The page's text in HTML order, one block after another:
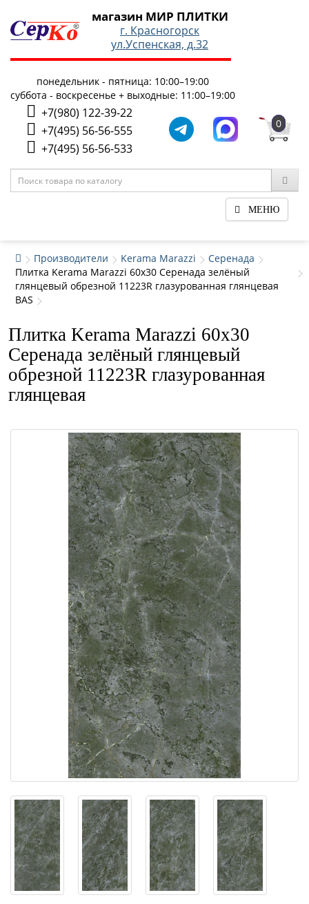
магазин МИР ПЛИТКИ
г. Красногорск
ул.Успенская, д.32
понедельник - пятница: 10:00–19:00
суббота - воскресенье + выходные: 11:00–19:00
+7(980) 122-39-22
+7(495) 56-56-555
+7(495) 56-56-533
0
МЕНЮ
Производители Kerama Marazzi
Серенада
Плитка Kerama Marazzi 60x30 Серенада зелёный
глянцевый обрезной 11223R глазурованная глянцевая
BAS
Плитка Kerama Marazzi 60x30
Серенада зелёный глянцевый
обрезной 11223R глазурованная
глянцевая